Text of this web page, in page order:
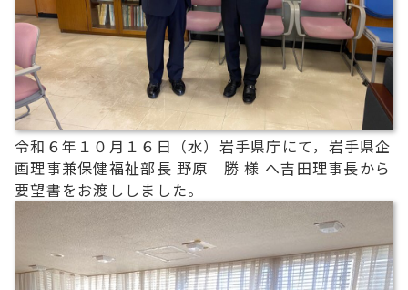
令和６年１０月１６日（水）岩手県庁にて，岩手県企
画理事兼保健福祉部長 野原 勝 様 へ吉田理事長から
要望書をお渡ししました。